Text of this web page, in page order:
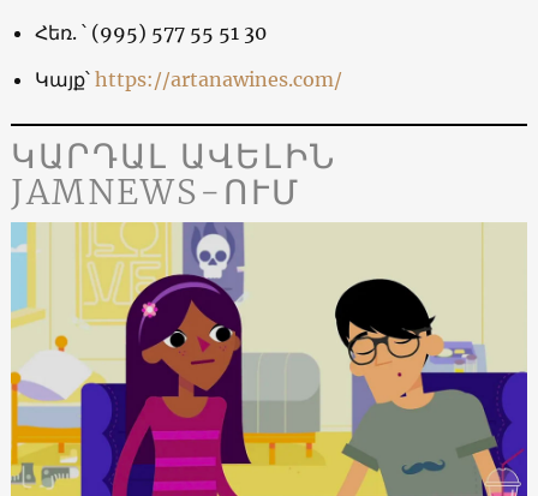
Հեռ. ՝ (995) 577 55 51 30
Կայք՝ https://artanawines.com/
ԿԱՐԴԱԼ ԱՎԵԼԻՆ
JAMNEWS-ՈՒՄ